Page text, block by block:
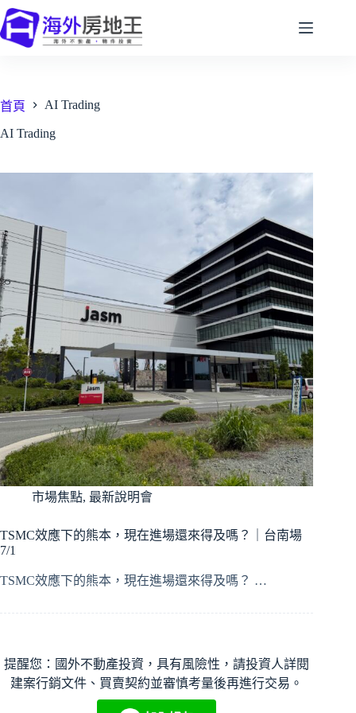
跳
至
容
首頁 AI Trading
AI Trading
市場焦點, 最新說明會
TSMC效應下的熊本，現在進場還來得及嗎？｜台南場
7/1
TSMC效應下的熊本，現在進場還來得及嗎？ …
提醒您：國外不動產投資，具有風險性，請投資人詳閱
建案行銷文件、買賣契約並審慎考量後再進行交易。